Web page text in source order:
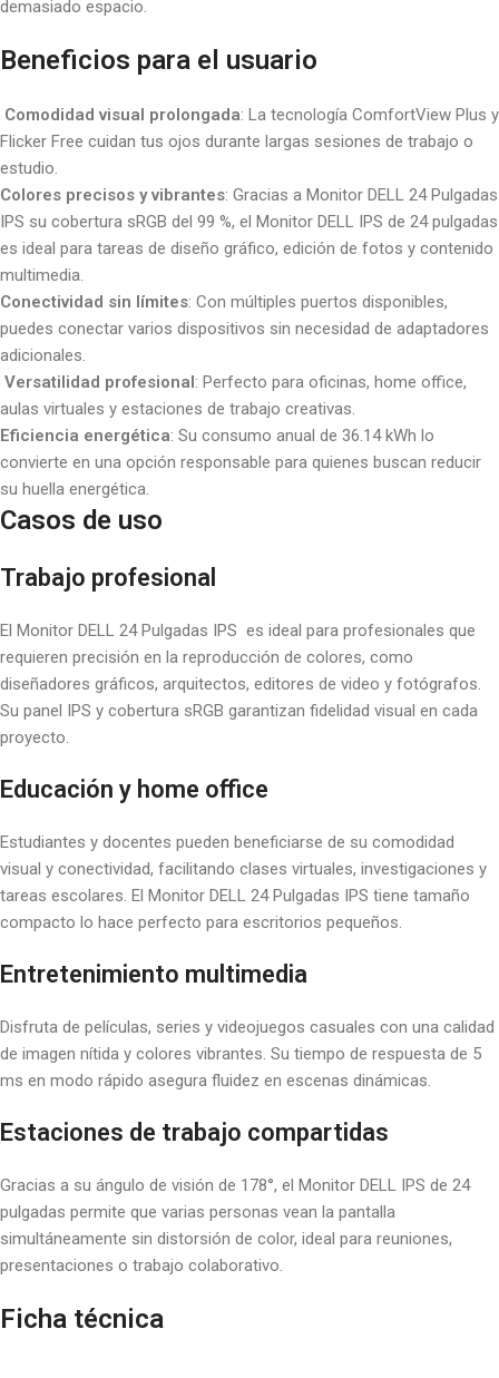
demasiado espacio.
Beneficios para el usuario
Comodidad visual prolongada: La tecnología ComfortView Plus y
Flicker Free cuidan tus ojos durante largas sesiones de trabajo o
estudio.
Colores precisos y vibrantes: Gracias a Monitor DELL 24 Pulgadas
IPS su cobertura sRGB del 99 %, el Monitor DELL IPS de 24 pulgadas
es ideal para tareas de diseño gráfico, edición de fotos y contenido
multimedia.
Conectividad sin límites: Con múltiples puertos disponibles,
puedes conectar varios dispositivos sin necesidad de adaptadores
adicionales.
Versatilidad profesional: Perfecto para oficinas, home office,
aulas virtuales y estaciones de trabajo creativas.
Eficiencia energética: Su consumo anual de 36.14 kWh lo
convierte en una opción responsable para quienes buscan reducir
su huella energética.
Casos de uso
Trabajo profesional
El Monitor DELL 24 Pulgadas IPS es ideal para profesionales que
requieren precisión en la reproducción de colores, como
diseñadores gráficos, arquitectos, editores de video y fotógrafos.
Su panel IPS y cobertura sRGB garantizan fidelidad visual en cada
proyecto.
Educación y home office
Estudiantes y docentes pueden beneficiarse de su comodidad
visual y conectividad, facilitando clases virtuales, investigaciones y
tareas escolares. El Monitor DELL 24 Pulgadas IPS tiene tamaño
compacto lo hace perfecto para escritorios pequeños.
Entretenimiento multimedia
Disfruta de películas, series y videojuegos casuales con una calidad
de imagen nítida y colores vibrantes. Su tiempo de respuesta de 5
ms en modo rápido asegura fluidez en escenas dinámicas.
Estaciones de trabajo compartidas
Gracias a su ángulo de visión de 178°, el Monitor DELL IPS de 24
pulgadas permite que varias personas vean la pantalla
simultáneamente sin distorsión de color, ideal para reuniones,
presentaciones o trabajo colaborativo.
Ficha técnica